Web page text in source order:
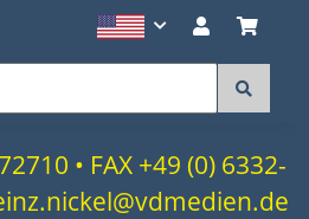
• FAX +49 (0) 6332-